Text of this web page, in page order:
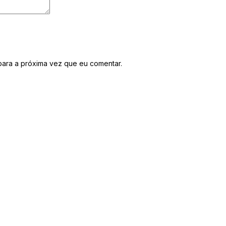
a próxima vez que eu comentar.